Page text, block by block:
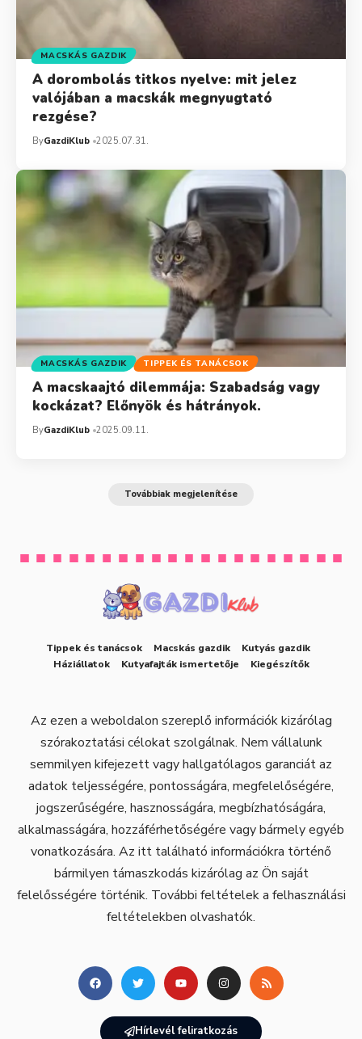
MACSKÁS GAZDIK
A dorombolás titkos nyelve: mit jelez
valójában a macskák megnyugtató
rezgése?
ByGazdiKlub 2025.07.31.
MACSKÁS GAZDIK TIPPEK ÉS TANÁCSOK
A macskaajtó dilemmája: Szabadság vagy
kockázat? Előnyök és hátrányok.
ByGazdiKlub 2025.09.11.
Továbbiak megjelenítése
Tippek és tanácsok Macskás gazdik
Kutyás gazdik
Háziállatok
Kutyafajták ismertetője Kiegészítők
Az ezen a weboldalon szereplő információk kizárólag
szórakoztatási célokat szolgálnak. Nem vállalunk
semmilyen kifejezett vagy hallgatólagos garanciát az
adatok teljességére, pontosságára, megfelelőségére,
jogszerűségére, hasznosságára, megbízhatóságára,
alkalmasságára, hozzáférhetőségére vagy bármely egyéb
vonatkozására. Az itt található információkra történő
bármilyen támaszkodás kizárólag az Ön saját
felelősségére történik. További feltételek a felhasználási
feltételekben olvashatók.
Hírlevél feliratkozás